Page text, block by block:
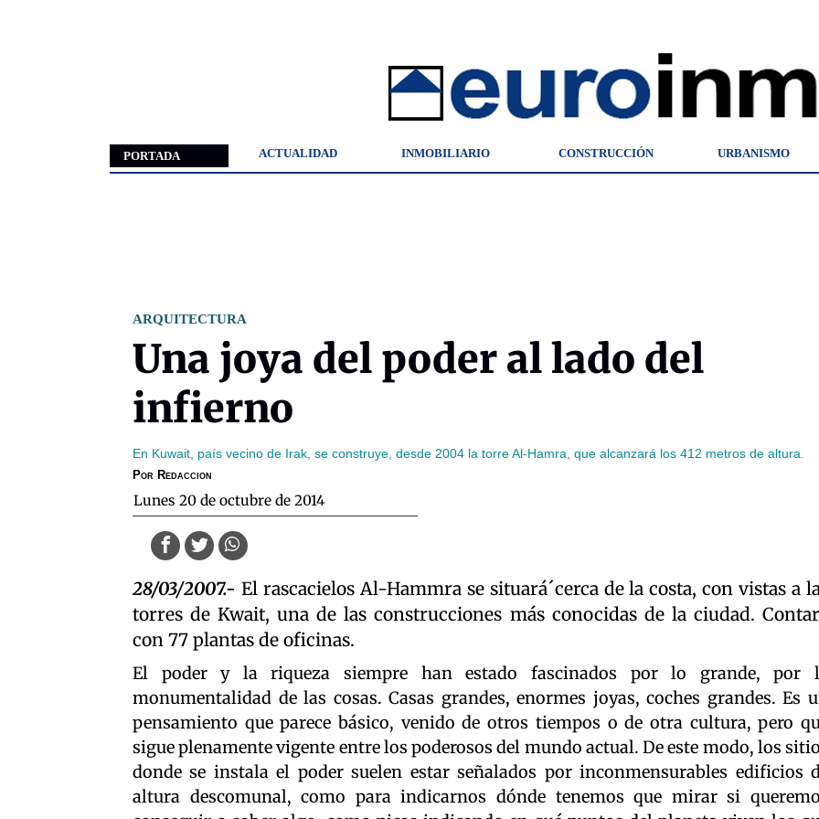
PORTADA ACTUALIDAD INMOBILIARIO CONSTRUCCIÓN URBANISMO
ARQUITECTURA
Una joya del poder al lado del
infierno
En Kuwait, país vecino de Irak, se construye, desde 2004 la torre Al-Hamra, que alcanzará los 412 metros de altura.
Por Redaccion
lunes 20 de octubre de 2014
28/03/2007.- El rascacielos Al-Hammra se situará´cerca de la costa, con vistas a
torres de Kwait, una de las construcciones más conocidas de la ciudad.
con 77 plantas de oficinas.
El poder y la riqueza siempre han estado fascinados por lo grande, por
monumentalidad de las cosas. Casas grandes, enormes joyas, coches grandes. Es
pensamiento que parece básico, venido de otros tiempos o de otra cultura, pero
sigue plenamente vigente entre los poderosos del mundo actual. De este modo, los
donde se instala el poder suelen estar señalados por inconmensurables edificios
altura descomunal, como para indicarnos dónde tenemos que mirar si